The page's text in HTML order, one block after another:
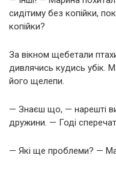
сидітиму без копійки,
копійки?
За вікном щебетали
дивлячись кудись убік.
його щелепи.
— Знаєш що, — нарешті
дружини. — Годі
— Які ще проблеми? —